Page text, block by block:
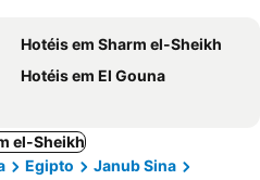
Hotéis em Sharm el-Sheikh
Hotéis em El Gouna
el-Sheikh
Egipto
Janub Sina